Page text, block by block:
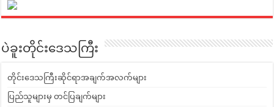
ပဲခူးတိုင်းဒေသကြီး
တိုင်းဒေသကြီးဆိုင်ရာအချက်အလက်များ
ပြည်သူများမှ တင်ပြချက်များ